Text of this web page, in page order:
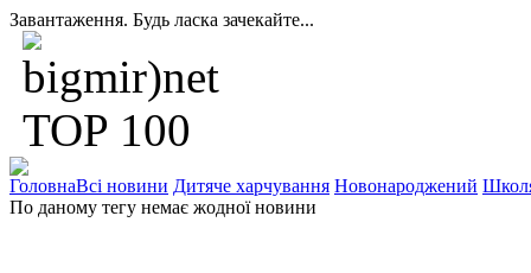
Завантаження. Будь ласка зачекайте...
ГоловнаВсі новини Дитяче харчування Новонароджений
По даному тегу немає жодної новини